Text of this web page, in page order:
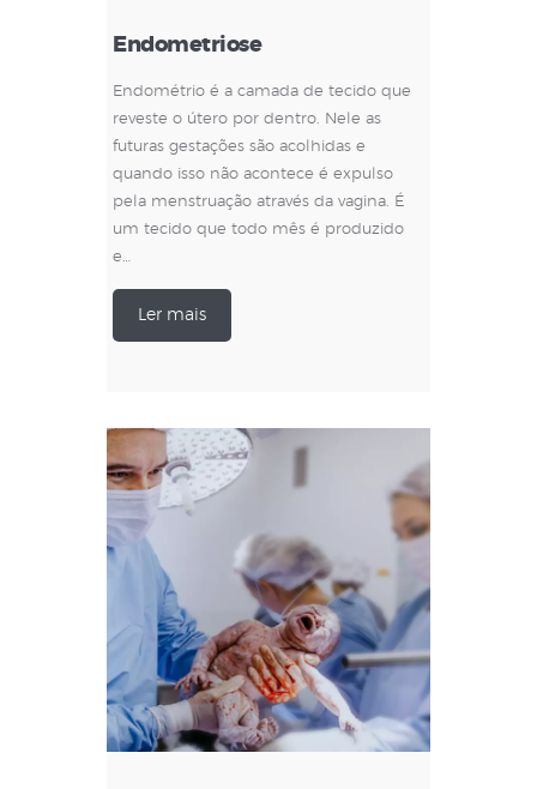
Endometriose
Endométrio é a camada de tecido que
reveste o útero por dentro. Nele as
futuras gestações são acolhidas e
quando isso não acontece é expulso
pela menstruação através da vagina. É
um tecido que todo mês é produzido
e…
Ler mais